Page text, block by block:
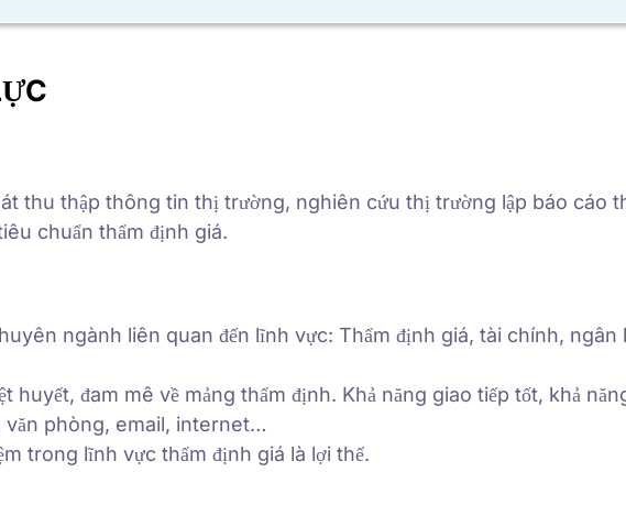
thu thập thông tin thị trường, nghiên cứu thị trường lập báo cáo
chuẩn thẩm định giá.
ngành liên quan đến lĩnh vực: Thẩm định giá, tài chính, ngân
huyết, đam mê về mảng thẩm định. Khả năng giao tiếp tốt, khả
văn phòng, email, internet…
trong lĩnh vực thẩm định giá là lợi thế.